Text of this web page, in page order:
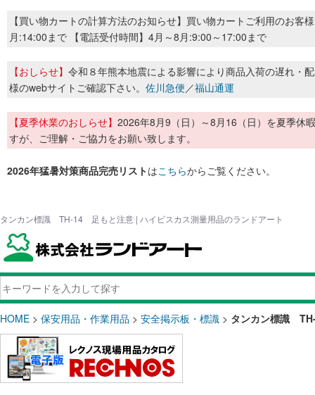
【買い物カートの計算方法のお知らせ】買い物カートご利用のお客
月:14:00まで 【電話受付時間】4月～8月:9:00～17:00まで
【おしらせ】 令和８年熊本地震による影響により商品入荷の遅れ・
様のwebサイトご確認下さい。 佐川急便／福山通運
【夏季休業のおしらせ】 2026年8月9（日）～8月16（日）を夏季休
すが、ご理解・ご協力をお願い致します。
2026年猛暑対策商品完売リストはこちらからご覧ください。
タンカン標識 TH-14 足もと注意 | ハイビスカス測量用品のランドアート
HOME > 保安用品・作業用品 > 安全掲示板・標識 > タンカン標識